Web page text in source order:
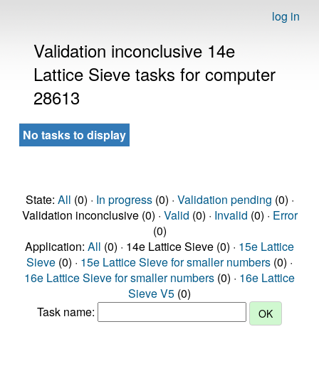
log in
Validation inconclusive 14e
Lattice Sieve tasks for computer
28613
No tasks to display
State: All (0) · In progress(0) · Validation pending (0) ·
Validation inconclusive (0) · Valid (0) · Invalid (0) · Error
(0)
Application: All (0) · 14e Lattice Sieve (0) · 15e Lattice
Sieve (0) · 15e Lattice Sieve for smaller numbers (0) ·
16e Lattice Sieve for smaller numbers (0) · 16e Lattice
Sieve V5 (0)
Task name: